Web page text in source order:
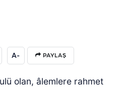
A- PAYLAŞ
olan, âlemlere rahmet